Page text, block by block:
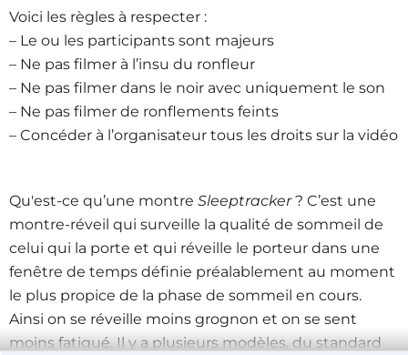
Voici les règles à respecter :
– Le ou les participants sont majeurs
– Ne pas filmer à l’insu du ronfleur
– Ne pas filmer dans le noir avec uniquement le son
– Ne pas filmer de ronflements feints
– Concéder à l’organisateur tous les droits sur la vidéo
Qu'est-ce qu’une montre Sleeptracker? C’est une
montre-réveil qui surveille la qualité de sommeil de
celui qui la porte et qui réveille le porteur dans une
fenêtre de temps définie préalablement au moment
le plus propice de la phase de sommeil en cours.
Ainsi on se réveille moins grognon et on se sent
moins fatigué. Il y a plusieurs modèles, du standard